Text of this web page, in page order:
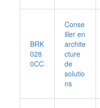
BRK
028
0CC
Conse
iller en
archite
cture
de
solutio
ns